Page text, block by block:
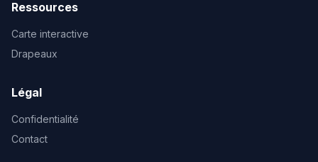
Ressources
Carte interactive
Drapeaux
Légal
Confidentialité
Contact